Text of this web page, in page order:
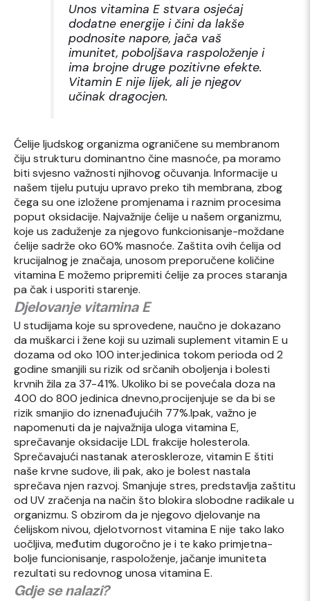
Unos vitamina E stvara osjećaj
dodatne energije i čini da lakše
podnosite napore, jača vaš
imunitet, poboljšava raspoloženje i
ima brojne druge pozitivne efekte.
Vitamin E nije lijek, ali je njegov
učinak dragocjen.
Ćelije ljudskog organizma ograničene su membranom
čiju strukturu dominantno čine masnoće, pa moramo
biti svjesno važnosti njihovog očuvanja. Informacije u
našem tijelu putuju upravo preko tih membrana, zbog
čega su one izložene promjenama i raznim procesima
poput oksidacije. Najvažnije ćelije u našem organizmu,
koje us zaduženje za njegovo funkcionisanje-moždane
ćelije sadrže oko 60% masnoće. Zaštita ovih ćelija od
krucijalnog je značaja, unosom preporučene količine
vitamina E možemo pripremiti ćelije za proces staranja
pa čak i usporiti starenje.
Djelovanje vitamina E
U studijama koje su sprovedene, naučno je dokazano
da muškarci i žene koji su uzimali suplement vitamin E u
dozama od oko 100 inter.jedinica tokom perioda od 2
godine smanjili su rizik od srčanih oboljenja i bolesti
krvnih žila za 37-41%. Ukoliko bi se povećala doza na
400 do 800 jedinica dnevno,procijenjuje se da bi se
rizik smanjio do iznenađujućih 77%.Ipak, važno je
napomenuti da je najvažnija uloga vitamina E,
sprečavanje oksidacije LDL frakcije holesterola.
Sprečavajući nastanak ateroskleroze, vitamin E štiti
naše krvne sudove, ili pak, ako je bolest nastala
sprečava njen razvoj. Smanjuje stres, predstavlja zaštitu
od UV zračenja na način što blokira slobodne radikale u
organizmu. S obzirom da je njegovo djelovanje na
ćelijskom nivou, djelotvornost vitamina E nije tako lako
uočljiva, međutim dugoročno je i te kako primjetna-
bolje funcionisanje, raspoloženje, jačanje imuniteta
rezultati su redovnog unosa vitamina E.
Gdje se nalazi?